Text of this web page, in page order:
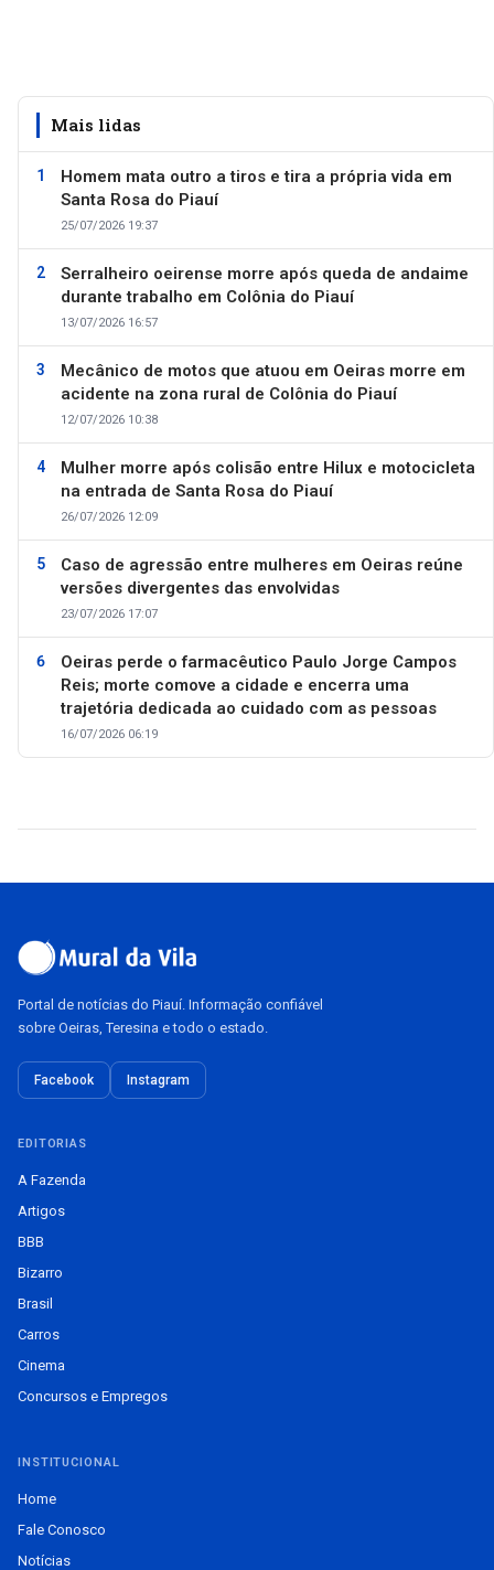
Mais lidas
Homem mata outro a tiros e tira a própria vida em
Santa Rosa do Piauí
25/07/2026 19:37
Serralheiro oeirense morre após queda de andaime
durante trabalho em Colônia do Piauí
13/07/2026 16:57
Mecânico de motos que atuou em Oeiras morre em
acidente na zona rural de Colônia do Piauí
12/07/2026 10:38
Mulher morre após colisão entre Hilux e motocicleta
na entrada de Santa Rosa do Piauí
26/07/2026 12:09
Caso de agressão entre mulheres em Oeiras reúne
versões divergentes das envolvidas
23/07/2026 17:07
Oeiras perde o farmacêutico Paulo Jorge Campos
Reis; morte comove a cidade e encerra uma
trajetória dedicada ao cuidado com as pessoas
16/07/2026 06:19
Portal de notícias do Piauí. Informação confiável
sobre Oeiras, Teresina e todo o estado.
Facebook Instagram
EDITORIAS
A Fazenda
Artigos
BBB
Bizarro
Brasil
Carros
Cinema
Concursos e Empregos
INSTITUCIONAL
Home
Fale Conosco
Notícias